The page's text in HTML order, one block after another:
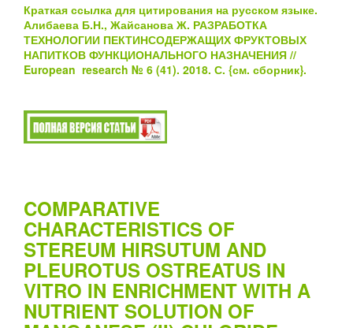
Краткая ссылка для цитирования на русском языке.
Алибаева Б.Н., Жайсанова Ж. РАЗРАБОТКА
ТЕХНОЛОГИИ ПЕКТИНСОДЕРЖАЩИХ ФРУКТОВЫХ
НАПИТКОВ ФУНКЦИОНАЛЬНОГО НАЗНАЧЕНИЯ //
European research № 6 (41). 2018. С. {см. сборник}.
COMPARATIVE
CHARACTERISTICS OF
STEREUM HIRSUTUM AND
PLEUROTUS OSTREATUS IN
VITRO IN ENRICHMENT WITH A
NUTRIENT SOLUTION OF